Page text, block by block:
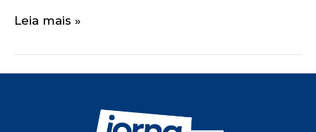
Leia mais »